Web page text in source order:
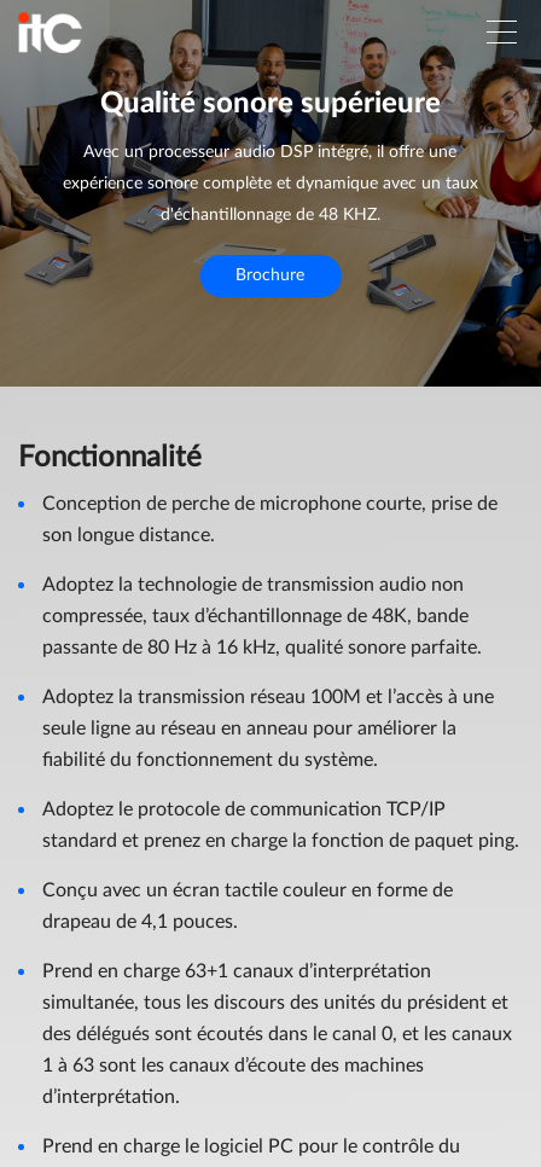
Qualité sonore supérieure
Avec un processeur audio DSP intégré, il offre une
expérience sonore complète et dynamique avec un taux
d'échantillonnage de 48 KHZ.
Brochure
Fonctionnalité
Conception de perche de microphone courte, prise de
son longue distance.
Adoptez la technologie de transmission audio non
compressée, taux d’échantillonnage de 48K, bande
passante de 80 Hz à 16 kHz, qualité sonore parfaite.
Adoptez la transmission réseau 100M et l’accès à une
seule ligne au réseau en anneau pour améliorer la
fiabilité du fonctionnement du système.
Adoptez le protocole de communication TCP/IP
standard et prenez en charge la fonction de paquet ping.
Conçu avec un écran tactile couleur en forme de
drapeau de 4,1 pouces.
Prend en charge 63+1 canaux d’interprétation
simultanée, tous les discours des unités du président et
des délégués sont écoutés dans le canal 0, et les canaux
1 à 63 sont les canaux d’écoute des machines
d’interprétation.
Prend en charge le logiciel PC pour le contrôle du